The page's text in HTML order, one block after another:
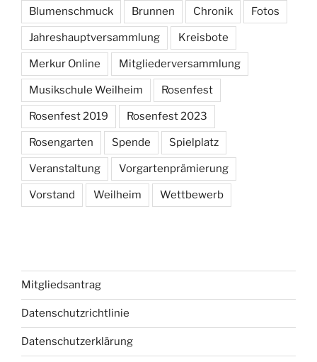
Blumenschmuck Brunnen Chronik Fotos
Jahreshauptversammlung Kreisbote
Merkur Online Mitgliederversammlung
Musikschule Weilheim Rosenfest
Rosenfest 2019 Rosenfest 2023
Rosengarten Spende Spielplatz
Veranstaltung Vorgartenprämierung
Vorstand Weilheim Wettbewerb
Mitgliedsantrag
Datenschutzrichtlinie
Datenschutzerklärung